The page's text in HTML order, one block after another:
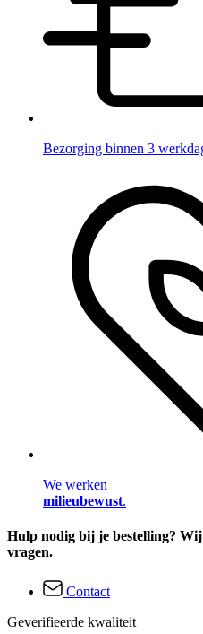
Bezorging binnen 3
We werken
milieubewust.
Hulp nodig bij je bestelling?
vragen.
Contact
Geverifieerde kwaliteit